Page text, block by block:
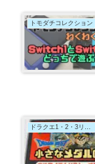
トモダチコレクション